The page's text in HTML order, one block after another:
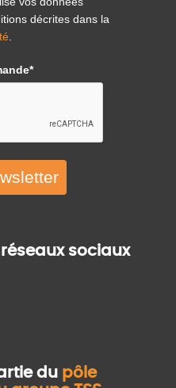
décrites dans la
sociaux
du pôle